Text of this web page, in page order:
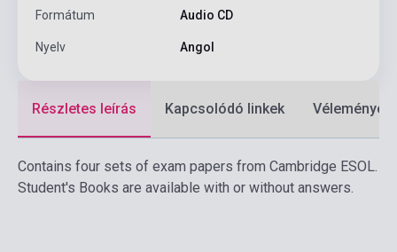
Formátum Audio CD
Nyelv Angol
Részletes leírás Kapcsolódó linkek Vélemények
Contains four sets of exam papers from Cambridge ESOL.
Student's Books are available with or without answers.